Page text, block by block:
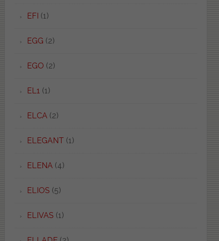
EFI (1)
EGG (2)
EGO (2)
EL1 (1)
ELCA (2)
ELEGANT (1)
ELENA (4)
ELIOS (5)
ELIVAS (1)